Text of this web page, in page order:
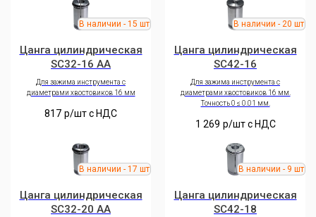
Цанга цилиндрическая
SC32-16 AA
Для зажима инструмента с
диаметрами хвостовиков 16 мм
817 р/шт c НДС
Цанга цилиндрическая
SC42-16
Для зажима инструмента с
диаметрами хвостовиков 16 мм.
Точность 0 ≤ 0.01 мм.
1 269 р/шт c НДС
Цанга цилиндрическая
SC32-20 AA
Цанга цилиндрическая
SC42-18